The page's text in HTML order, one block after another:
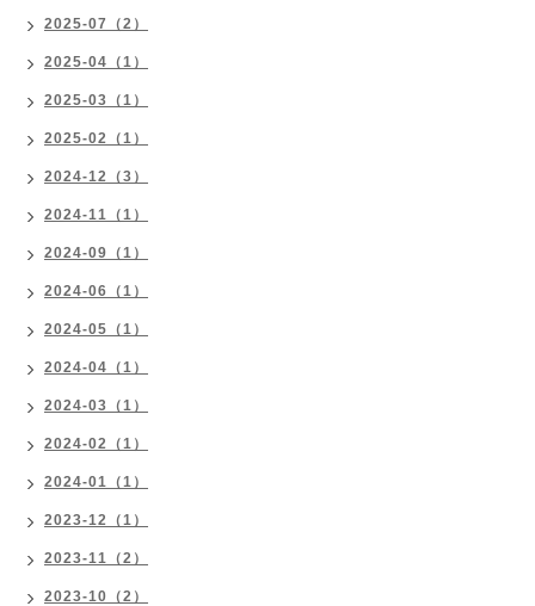
2025-07（2）
2025-04（1）
2025-03（1）
2025-02（1）
2024-12（3）
2024-11（1）
2024-09（1）
2024-06（1）
2024-05（1）
2024-04（1）
2024-03（1）
2024-02（1）
2024-01（1）
2023-12（1）
2023-11（2）
2023-10（2）